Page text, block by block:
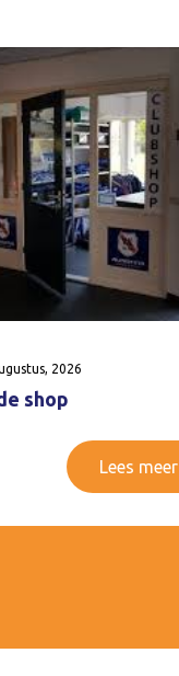
2026
shop
Lees meer